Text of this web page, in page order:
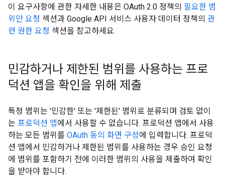
이 요구사항에 관한 자세한 내용은 OAuth 2.0 정책의 필요한 범
위만 요청 섹션과 Google API 서비스 사용자 데이터 정책의 관
련 권한 요청 섹션을 참고하세요.
민감하거나 제한된 범위를 사용하는 프로
덕션 앱을 확인을 위해 제출
특정 범위는 '민감한' 또는 '제한된' 범위로 분류되며 검토 없이
는 프로덕션 앱에서 사용할 수 없습니다. 프로덕션 앱에서 사용
하는 모든 범위를 OAuth 동의 화면 구성에 입력합니다. 프로덕
션 앱에서 민감하거나 제한된 범위를 사용하는 경우 승인 요청
에 범위를 포함하기 전에 이러한 범위의 사용을 제출하여 확인
을 받아야 합니다.